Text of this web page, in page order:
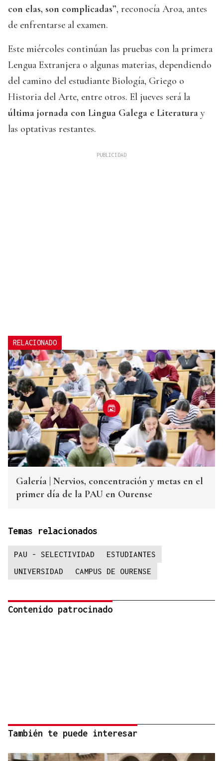
con elas, son complicadas”, reconocía Aroa, antes
de enfrentarse al examen.
Este miércoles continúan las pruebas con la primera
Lengua Extranjera o algunas materias, dependiendo
del camino del estudiante Biología, Griego o
Historia del Arte, entre otros. El jueves será la
última jornada con Lingua Galega e Literatura y
las optativas restantes.
RELACIONADO
Galería | Nervios, concentración y metas en el
primer día de la PAU en Ourense
Temas relacionados
PAU - SELECTIVIDAD
ESTUDIANTES
UNIVERSIDAD
CAMPUS DE OURENSE
Contenido patrocinado
También te puede interesar